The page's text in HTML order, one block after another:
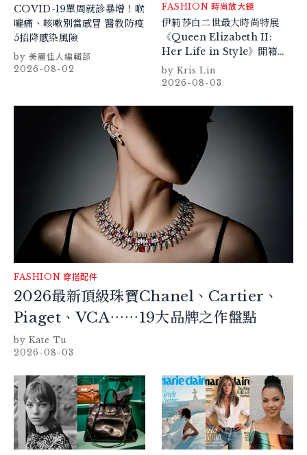
COVID-19單周就診暴增！喉
嚨痛、咳嗽別當感冒 醫教防疫
5招降感染風險
美麗佳人編輯部
2026-08-02
FASHION 時尚放大鏡
伊莉莎白二世最大時尚特展
《Queen Elizabeth II:
Her Life in Style》開箱！
300件英國女王服裝、婚紗、
加冕禮服一次看
Kris Lin
2026-08-03
FASHION 穿搭配件
2026最新頂級珠寶Chanel、Cartier、
Piaget、VCA⋯⋯19大品牌之作盤點
Kate Tu
2026-08-03